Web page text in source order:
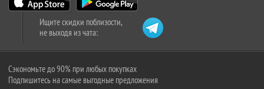
Ищите скидки поблизости,
не выходя из чата:
Сэкономьте до 90% при любых покупках
Подпишитесь на самые выгодные предложения